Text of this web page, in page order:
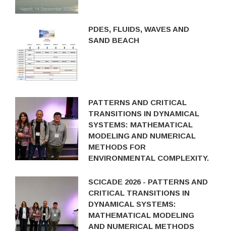
PDES, FLUIDS, WAVES AND
SAND BEACH
PATTERNS AND CRITICAL
TRANSITIONS IN DYNAMICAL
SYSTEMS: MATHEMATICAL
MODELING AND NUMERICAL
METHODS FOR
ENVIRONMENTAL COMPLEXITY.
SCICADE 2026 - PATTERNS AND
CRITICAL TRANSITIONS IN
DYNAMICAL SYSTEMS:
MATHEMATICAL MODELING
AND NUMERICAL METHODS